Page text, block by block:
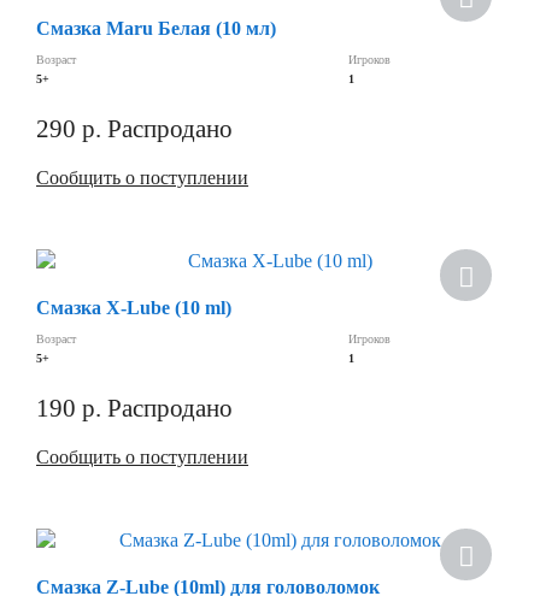
Смазка Maru Белая (10 мл)
Возраст
5+
Игроков
1
290 р. Распродано
Сообщить о поступлении
Смазка X-Lube (10 ml)
Возраст
5+
Игроков
1
190 р. Распродано
Сообщить о поступлении
Смазка Z-Lube (10ml) для головоломок